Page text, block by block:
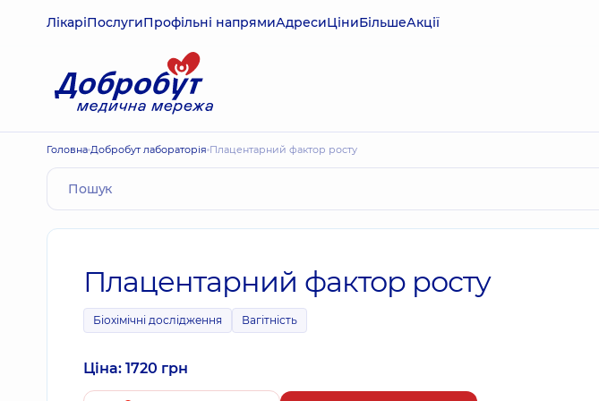
ЛікаріПослугиПрофільні напрямиАдресиЦіниБільшеАкції
Головна Добробут лабораторія Плацентарний фактор росту
Плацентарний фактор росту
Біохімічні дослідження Вагітність
Ціна: 1720 грн